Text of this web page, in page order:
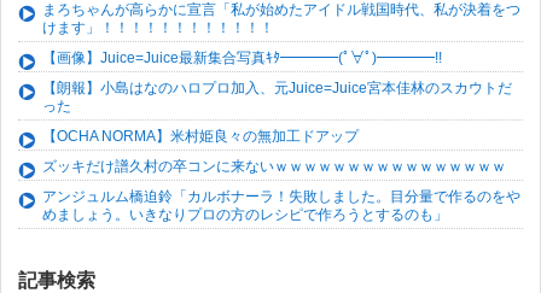
まろちゃんが高らかに宣言「私が始めたアイドル戦国時代、私が決着をつ
けます」！！！！！！！！！！！！
【画像】Juice=Juice最新集合写真ｷﾀ━━━━(ﾟ∀ﾟ)━━━━!!
【朗報】小島はなのハロプロ加入、元Juice=Juice宮本佳林のスカウトだ
った
【OCHA NORMA】米村姫良々の無加工ドアップ
ズッキだけ譜久村の卒コンに来ないｗｗｗｗｗｗｗｗｗｗｗｗｗｗｗｗ
アンジュルム橋迫鈴「カルボナーラ！失敗しました。目分量で作るのをや
めましょう。いきなりプロの方のレシピで作ろうとするのも」
記事検索